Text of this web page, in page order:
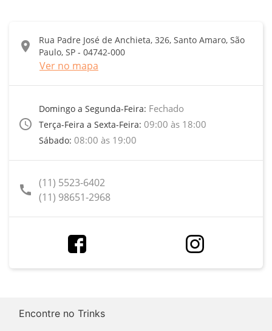
location_on
Rua Padre José de Anchieta, 326, Santo Amaro, São
Paulo, SP - 04742-000
Ver no mapa
access_time
Domingo a Segunda-Feira: Fechado
Terça-Feira a Sexta-Feira: 09:00 às 18:00
Sábado: 08:00 às 19:00
call (11) 5523-6402
(11) 98651-2968
Encontre no Trinks